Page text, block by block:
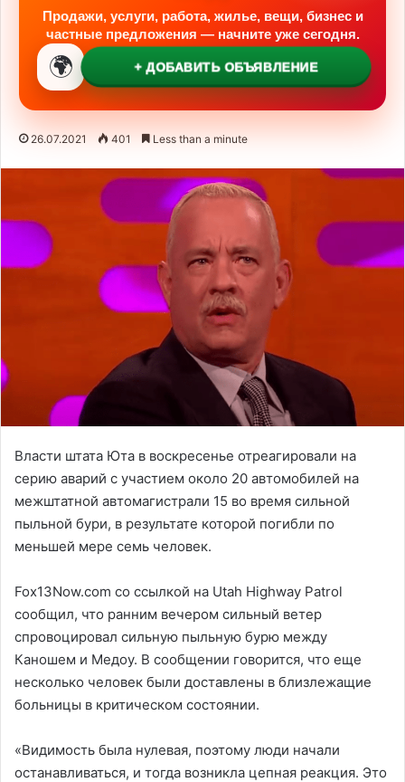
Продажи, услуги, работа, жилье, вещи, бизнес и
частные предложения — начните уже сегодня.
🌍 + ДОБАВИТЬ ОБЪЯВЛЕНИЕ
26.07.2021 401 Less than a minute
Власти штата Юта в воскресенье отреагировали на
серию аварий с участием около 20 автомобилей на
межштатной автомагистрали 15 во время сильной
пыльной бури, в результате которой погибли по
меньшей мере семь человек.
Fox13Now.com со ссылкой на Utah Highway Patrol
сообщил, что ранним вечером сильный ветер
спровоцировал сильную пыльную бурю между
Каношем и Медоу. В сообщении говорится, что еще
несколько человек были доставлены в близлежащие
больницы в критическом состоянии.
«Видимость была нулевая, поэтому люди начали
останавливаться, и тогда возникла цепная реакция. Это